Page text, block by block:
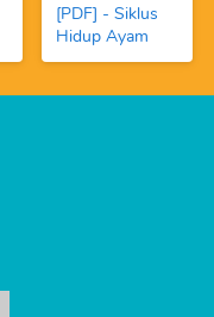
[PDF] - Siklus
Hidup Ayam